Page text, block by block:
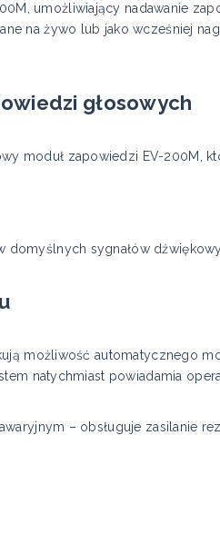
umożliwiający nadawanie
na żywo lub jako wcześniej
głosowych
moduł zapowiedzi EV-200M,
domyślnych sygnałów
możliwość automatycznego
natychmiast powiadamia
– obsługuje zasilanie